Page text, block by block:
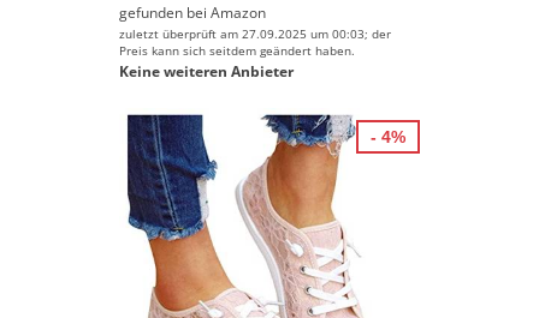
gefunden bei Amazon
zuletzt überprüft am 27.09.2025 um 00:03; der
Preis kann sich seitdem geändert haben.
Keine weiteren Anbieter
- 4%